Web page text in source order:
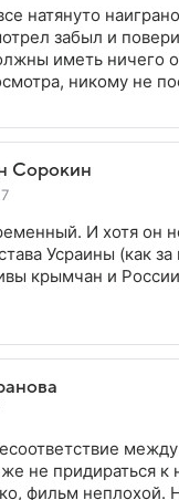
натянуто
забыл и
иметь ничего
никому не
Сорокин
И хотя он
Усраины (как
крымчан и
не придираться
фильм неплохой.